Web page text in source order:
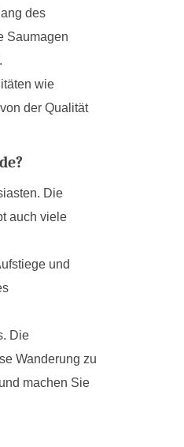
des
Saumagen
wie
der Qualität
Die
auch viele
und
Die
Wanderung zu
machen Sie